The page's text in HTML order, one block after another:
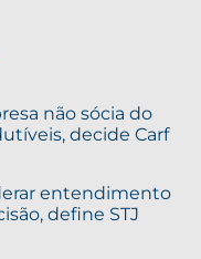
não sócia do
decide Carf
entendimento
define STJ